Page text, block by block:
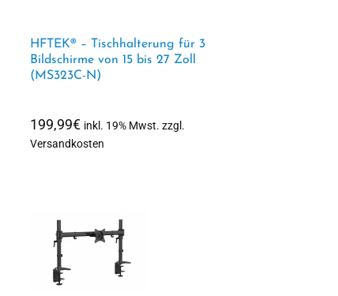
HFTEK® – Tischhalterung für 3
Bildschirme von 15 bis 27 Zoll
(MS323C-N)
199,99€ inkl. 19% Mwst. zzgl.
Versandkosten